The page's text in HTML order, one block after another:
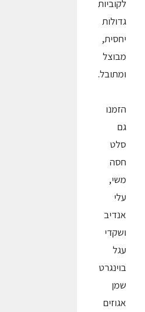
לקוביות
גדולות
יחסית,
מבוצל
ומתובל.
הזמנו
גם
סלט
חסה
משי,
עלי
אנדיב
ושקדי
עגל
בוינגרט
שמן
אגוזים